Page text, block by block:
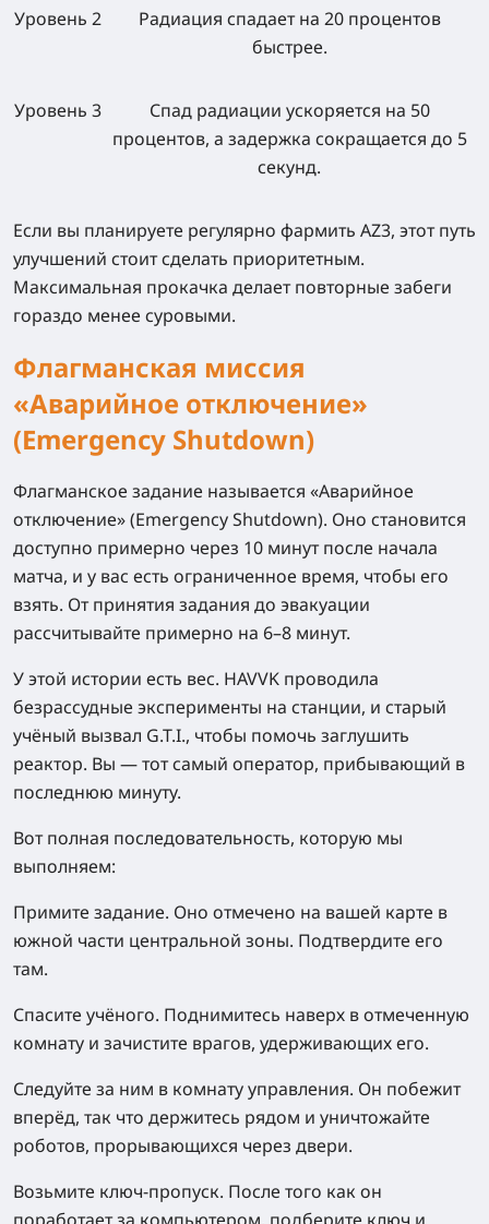
Уровень 2
Радиация спадает на 20 процентов
быстрее.
Уровень 3
Спад радиации ускоряется на 50
процентов, а задержка сокращается до 5
секунд.
Если вы планируете регулярно фармить AZ3, этот путь
улучшений стоит сделать приоритетным.
Максимальная прокачка делает повторные забеги
гораздо менее суровыми.
Флагманская миссия
«Аварийное отключение»
(Emergency Shutdown)
Флагманское задание называется «Аварийное
отключение» (Emergency Shutdown). Оно становится
доступно примерно через 10 минут после начала
матча, и у вас есть ограниченное время, чтобы его
взять. От принятия задания до эвакуации
рассчитывайте примерно на 6–8 минут.
У этой истории есть вес. HAVVK проводила
безрассудные эксперименты на станции, и старый
учёный вызвал G.T.I., чтобы помочь заглушить
реактор. Вы — тот самый оператор, прибывающий в
последнюю минуту.
Вот полная последовательность, которую мы
выполняем:
Примите задание. Оно отмечено на вашей карте в
южной части центральной зоны. Подтвердите его
там.
Спасите учёного. Поднимитесь наверх в отмеченную
комнату и зачистите врагов, удерживающих его.
Следуйте за ним в комнату управления. Он побежит
вперёд, так что держитесь рядом и уничтожайте
роботов, прорывающихся через двери.
Возьмите ключ-пропуск. После того как он